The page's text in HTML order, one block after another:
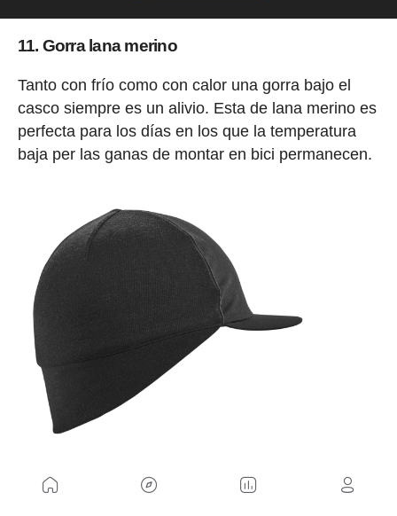
11. Gorra lana merino
Tanto con frío como con calor una gorra bajo el
casco siempre es un alivio. Esta de lana merino es
perfecta para los días en los que la temperatura
baja per las ganas de montar en bici permanecen.